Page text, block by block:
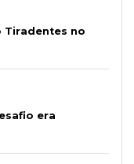
Tiradentes no
era